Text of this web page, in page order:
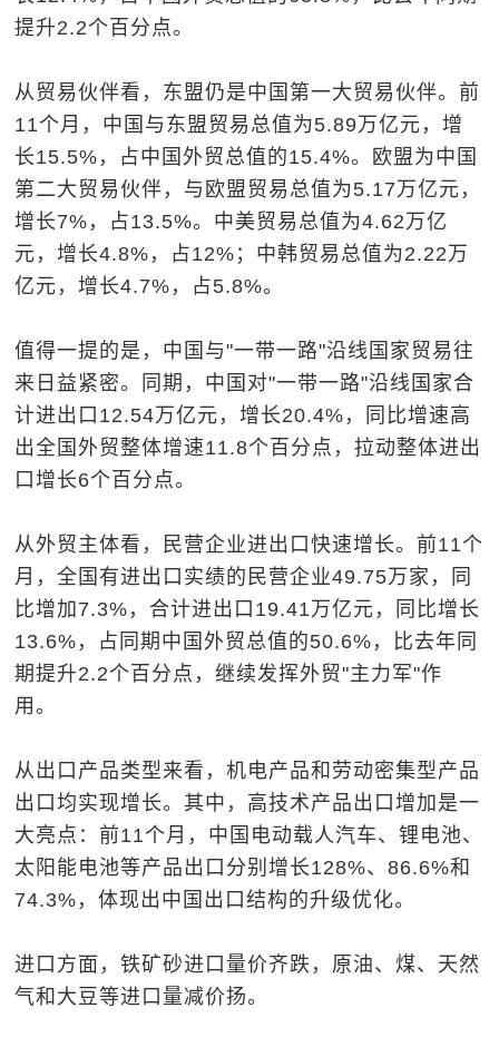
提升2.2个百分点。
从贸易伙伴看，东盟仍是中国第一大贸易伙伴。前
11个月，中国与东盟贸易总值为5.89万亿元，增
长15.5%，占中国外贸总值的15.4%。欧盟为中国
第二大贸易伙伴，与欧盟贸易总值为5.17万亿元，
增长7%，占13.5%。中美贸易总值为4.62万亿
元，增长4.8%，占12%；中韩贸易总值为2.22万
亿元，增长4.7%，占5.8%。
值得一提的是，中国与"一带一路"沿线国家贸易往
来日益紧密。同期，中国对"一带一路"沿线国家合
计进出口12.54万亿元，增长20.4%，同比增速高
出全国外贸整体增速11.8个百分点，拉动整体进出
口增长6个百分点。
从外贸主体看，民营企业进出口快速增长。前11个
月，全国有进出口实绩的民营企业49.75万家，同
比增加7.3%，合计进出口19.41万亿元，同比增长
13.6%，占同期中国外贸总值的50.6%，比去年同
期提升2.2个百分点，继续发挥外贸"主力军"作
用。
从出口产品类型来看，机电产品和劳动密集型产品
出口均实现增长。其中，高技术产品出口增加是一
大亮点：前11个月，中国电动载人汽车、锂电池、
太阳能电池等产品出口分别增长128%、86.6%和
74.3%，体现出中国出口结构的升级优化。
进口方面，铁矿砂进口量价齐跌，原油、煤、天然
气和大豆等进口量减价扬。